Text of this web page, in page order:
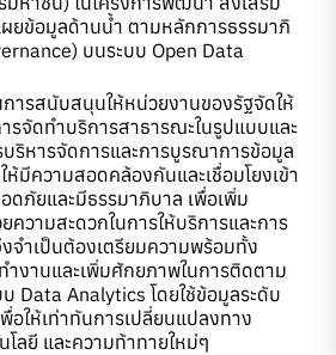
ยข้อมูลด้านน้ำ ตามหลักการธรรมาภิ
บนระบบ Open Data
ารสนับสนุนให้หน่วยงานของรัฐจัดให้
รจัดทำบริการสาธารณะในรูปแบบและ
ริหารจัดการและการบูรณาการข้อมูล
ห้มีความสอดคล้องกันและเชื่อมโยงเข้า
ภัยและมีธรรมาภิบาล เพื่อเพิ่ม
ความสะดวกในการให้บริการและการ
จำเป็นต้องเตรียมความพร้อมทั้ง
ำงานและเพิ่มศักยภาพในการติดตาม
บ Data Analytics โดยใช้ข้อมูลระดับ
อให้เท่าทันการเปลี่ยนแปลงทาง
โลยี และความท้าทายใหม่ๆ